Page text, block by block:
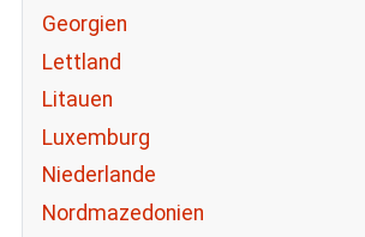
Georgien
Lettland
Litauen
Luxemburg
Niederlande
Nordmazedonien